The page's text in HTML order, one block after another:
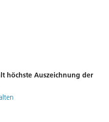
höchste Auszeichnung der